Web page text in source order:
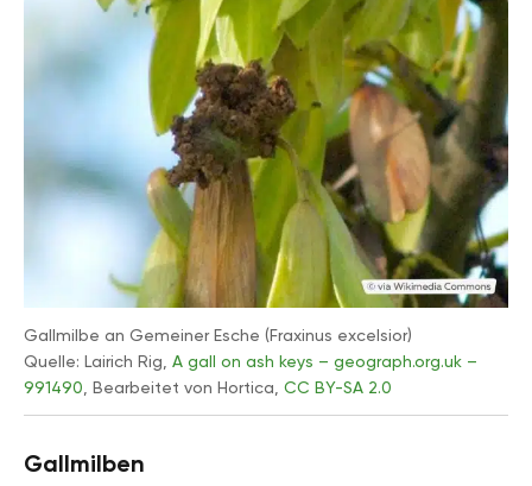
Gallmilbe an Gemeiner Esche (Fraxinus excelsior)
Quelle: Lairich Rig, A gall on ash keys – geograph.org.uk –
991490 , Bearbeitet von Hortica, CC BY-SA 2.0
Gallmilben